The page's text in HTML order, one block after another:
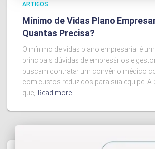
ARTIGOS
Mínimo de Vidas Plano
Quantas Precisa?
O mínimo de vidas plano empresarial é
principais dúvidas de empresários e
buscam contratar um convênio médico
com custos reduzidos para sua equipe. A
que, Read more…